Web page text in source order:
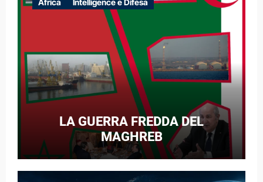
Africa Intelligence e Difesa
LA GUERRA FREDDA DEL
MAGHREB